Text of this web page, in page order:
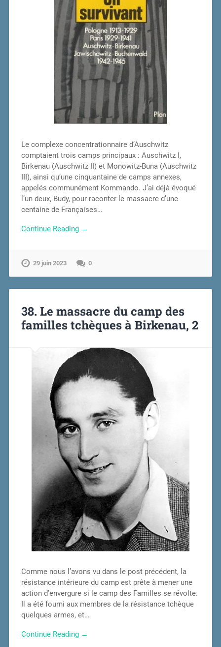
Le complexe concentrationnaire d’Auschwitz
comptaient trois camps principaux : Auschwitz I,
Birkenau (Auschwitz II) et Monowitz-Buna (Auschwitz
III), ainsi qu’une cinquantaine de camps annexes,
appelés communément Kommando. J’ai déjà évoqué
l’un deux, Budy, pour raconter le massacre d’une
centaine de Françaises…
Continue Reading →
29 juin 2023 0
38. Le massacre du camp des
familles tchèques à Birkenau, 2
Comme nous l’avons vu dans le post précédent, la
résistance intérieure du camp est prête à mener une
action d’envergure si le camp des Familles se révolte.
Il a été fourni aux membres de la résistance tchèque
quelques armes, et…
Continue Reading →